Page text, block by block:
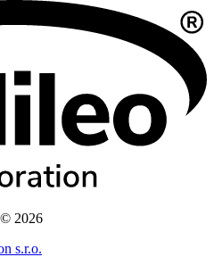
2026
s.r.o.